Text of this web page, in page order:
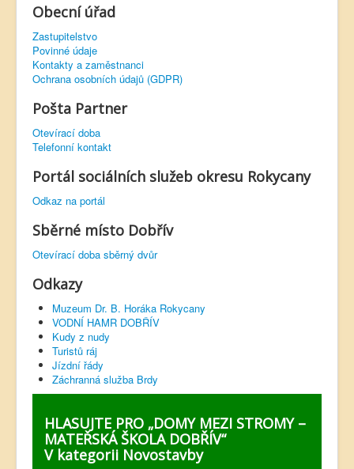
Obecní úřad
Zastupitelstvo
Povinné údaje
Kontakty a zaměstnanci
Ochrana osobních údajů (GDPR)
Pošta Partner
Otevírací doba
Telefonní kontakt
Portál sociálních služeb okresu Rokycany
Odkaz na portál
Sběrné místo Dobřív
Otevírací doba sběrný dvůr
Odkazy
Muzeum Dr. B. Horáka Rokycany
VODNÍ HAMR DOBŘÍV
Kudy z nudy
Turistů ráj
Jízdní řády
Záchranná služba Brdy
HLASUJTE PRO „DOMY MEZI STROMY –
MATEŘSKÁ ŠKOLA DOBŘÍV“
V kategorii Novostavby